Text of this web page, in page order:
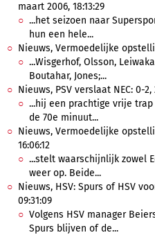
maart 2006, 18:13:29
...het seizoen naar
hun een hele...
Nieuws, Vermoedelijke
...Wisgerhof, Olsson,
Boutahar, Jones;...
Nieuws, PSV verslaat NEC: 0-
...hij een prachtige vrije trap
de 70e minuut...
Nieuws, Vermoedelijke
16:06:12
...stelt waarschijnlijk zowel
weer op. Beide...
Nieuws, HSV: Spurs of HSV
09:31:09
Volgens HSV manager
Spurs blijven of de...